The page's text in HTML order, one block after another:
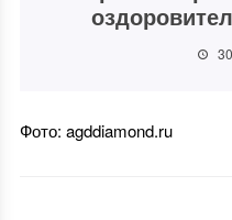
Фото: agddiamond.ru